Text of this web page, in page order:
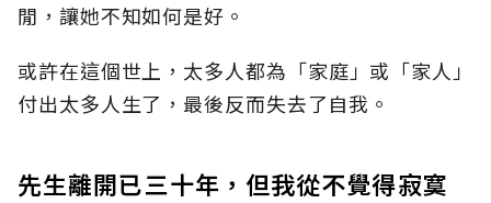
閒，讓她不知如何是好。
或許在這個世上，太多人都為「家庭」或「家人」
付出太多人生了，最後反而失去了自我。
先生離開已三十年，但我從不覺得寂寞